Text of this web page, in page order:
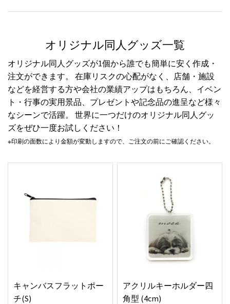
オリジナル同人グッズ一覧
オリジナル同人グッズが1個から誰でも簡単に安く作成・
注文ができます。 在庫リスクの心配がなく、店舗・施設
などを経営する方や会社の業績アップはもちろん、イベン
ト・行事の実用景品、プレゼントや記念品の進呈など様々
なシーンで活躍。 世界に一つだけのオリジナル同人グッ
ズをぜひ一度お試しください！
※印刷の面数により金額が変動しますので、ご注文の前にご確認ください。
キャンバスフラットポー
チ(S)
アクリルキーホルダー四
角型 (4cm)